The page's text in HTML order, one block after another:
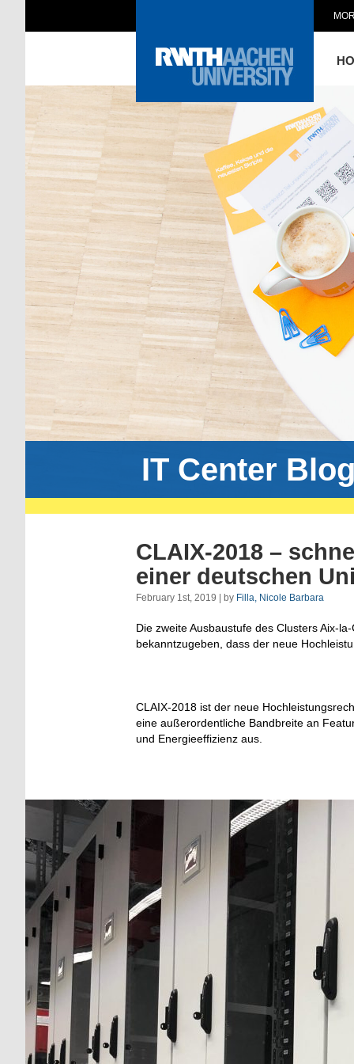
IT Center Blog
CLAIX-2018 –
einer deutschen
February 1st, 2019 | by Filla, Nicole Barbara
Die zweite Ausbaustufe des Clusters Aix-
bekanntzugeben, dass der neue
CLAIX-2018 ist der neue
eine außerordentliche Bandbreite an
und Energieeffizienz aus.